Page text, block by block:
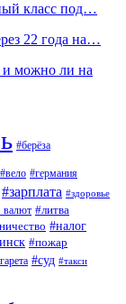
класс под…
22 года на…
и можно ли на
#берёза
#вело #германия
#зарплата #здоровье
#литва
#налог
#пожар
#суд #такси